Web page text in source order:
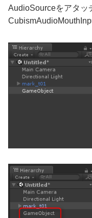
AudioSourceをアタッ